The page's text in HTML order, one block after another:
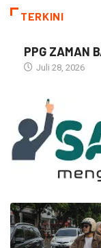
TERKINI
PPG ZAMAN
Juli 28, 2026